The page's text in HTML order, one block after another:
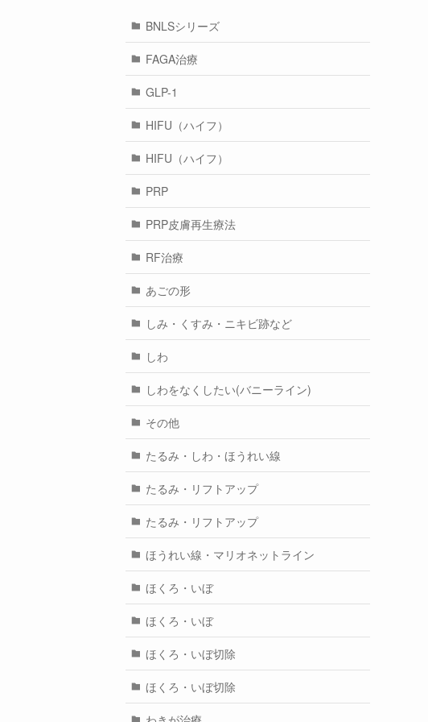
BNLSシリーズ
FAGA治療
GLP-1
HIFU（ハイフ）
HIFU（ハイフ）
PRP
PRP皮膚再生療法
RF治療
あごの形
しみ・くすみ・ニキビ跡など
しわ
しわをなくしたい(バニーライン)
その他
たるみ・しわ・ほうれい線
たるみ・リフトアップ
たるみ・リフトアップ
ほうれい線・マリオネットライン
ほくろ・いぼ
ほくろ・いぼ
ほくろ・いぼ切除
ほくろ・いぼ切除